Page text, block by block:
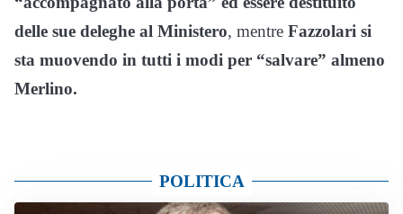
delle sue deleghe al Ministero, mentre Fazzolari si
sta muovendo in tutti i modi per “salvare” almeno
Merlino.
POLITICA